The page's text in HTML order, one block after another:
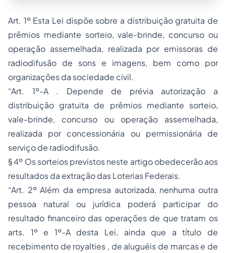
Art. 1º Esta Lei dispõe sobre a distribuição gratuita de
prêmios mediante sorteio, vale-brinde, concurso ou
operação assemelhada, realizada por emissoras de
radiodifusão de sons e imagens, bem como por
organizações da sociedade civil.
“Art. 1º-A . Depende de prévia autorização a
distribuição gratuita de prêmios mediante sorteio,
vale-brinde, concurso ou operação assemelhada,
realizada por concessionária ou permissionária de
serviço de radiodifusão.
§ 4º Os sorteios previstos neste artigo obedecerão aos
resultados da extração das Loterias Federais.
“Art. 2º Além da empresa autorizada, nenhuma outra
pessoa natural ou jurídica poderá participar do
resultado financeiro das operações de que tratam os
arts. 1º e 1º-A desta Lei, ainda que a título de
recebimento de royalties , de aluguéis de marcas e de